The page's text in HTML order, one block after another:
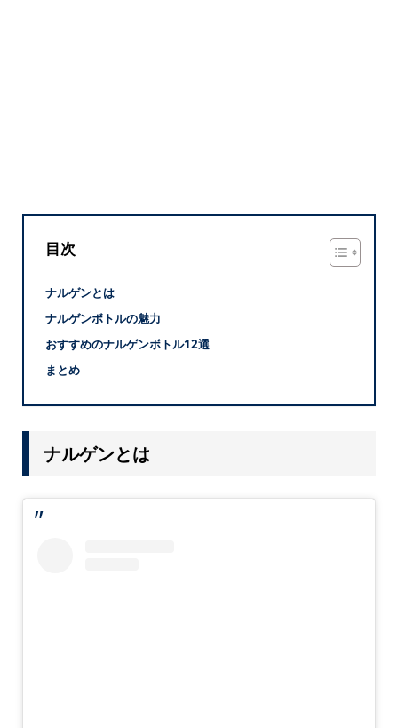
目次
ナルゲンとは
ナルゲンボトルの魅力
おすすめのナルゲンボトル12選
まとめ
ナルゲンとは